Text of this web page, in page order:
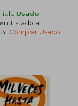
Rápido
Usado
Estado a
Comprar Usado